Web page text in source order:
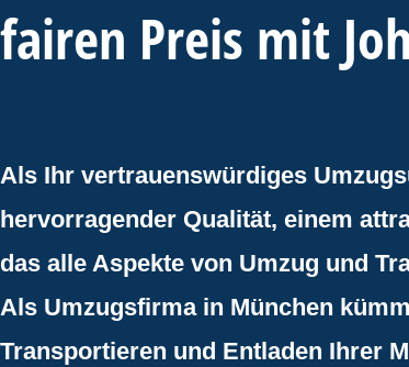
fairen Preis mit
Als Ihr vertrauenswürdiges
hervorragender Qualität, einem
das alle Aspekte von Umzug und
Als Umzugsfirma in München
Transportieren und Entladen Ihrer